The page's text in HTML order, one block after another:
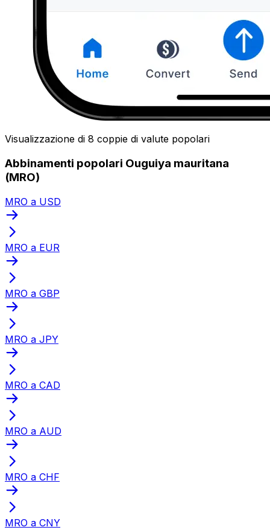
Visualizzazione di 8 coppie di valute popolari
Abbinamenti popolari Ouguiya mauritana
(MRO)
MRO a USD
MRO a EUR
MRO a GBP
MRO a JPY
MRO a CAD
MRO a AUD
MRO a CHF
MRO a CNY